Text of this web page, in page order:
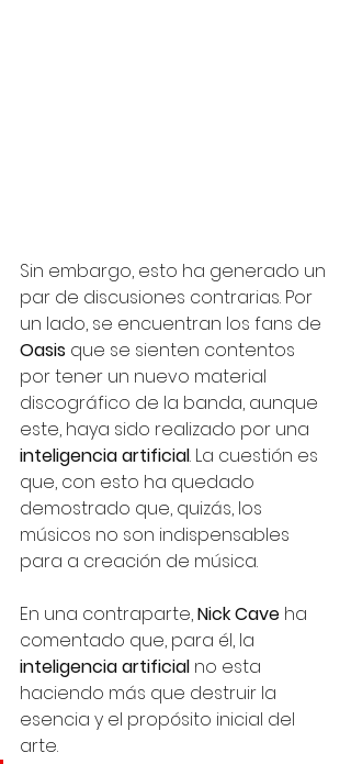
Sin embargo, esto ha generado un
par de discusiones contrarias. Por
un lado, se encuentran los fans de
Oasis que se sienten contentos
por tener un nuevo material
discográfico de la banda, aunque
este, haya sido realizado por una
inteligencia artificial. La cuestión es
que, con esto ha quedado
demostrado que, quizás, los
músicos no son indispensables
para a creación de música.
En una contraparte, Nick Cave ha
comentado que, para él, la
inteligencia artificial no esta
haciendo más que destruir la
esencia y el propósito inicial del
arte.